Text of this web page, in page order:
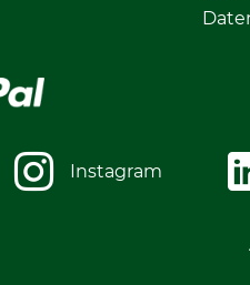
Instagram